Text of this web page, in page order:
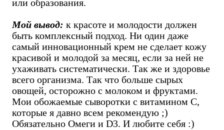
или образования.
Мой вывод: к красоте и молодости должен
быть комплексный подход. Ни один даже
самый инновационный крем не сделает кожу
красивой и молодой за месяц, если за ней не
ухаживать систематически. Так же и здоровье
всего организма. Так что больше сырых
овощей, осторожно с молоком и фруктами.
Мои обожаемые сыворотки с витамином С,
которые я давно всем рекомендую ;)
Обязательно Омеги и D3. И любите себя :)